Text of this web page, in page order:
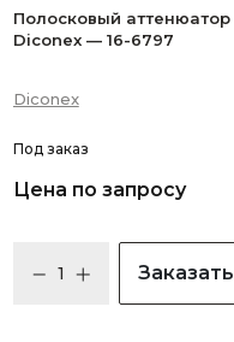
Полосковый аттенюатор
Diconex — 16-6797
Diconex
Под заказ
Цена по запросу
Заказать